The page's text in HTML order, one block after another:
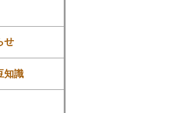
せ
知識